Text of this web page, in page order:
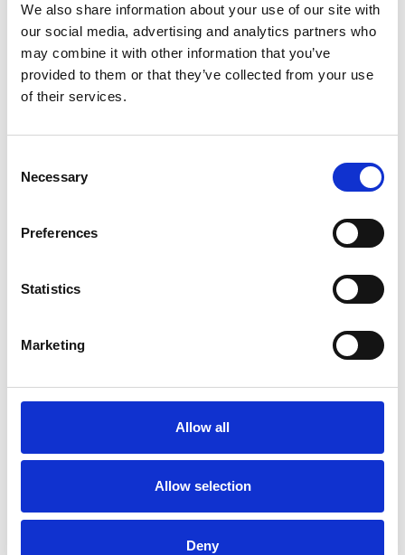
We also share information about your use of our site with
our social media, advertising and analytics partners who
may combine it with other information that you’ve
provided to them or that they’ve collected from your use
of their services.
Selection
Necessary
Preferences
Statistics
Marketing
Allow all
Allow selection
Deny
Overview Economica
Repubblica Ceca
primo semestre